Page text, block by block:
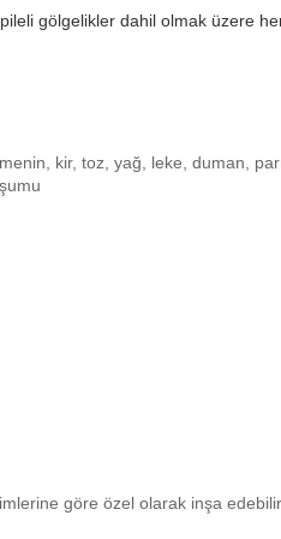
gölgelikler dahil olmak üzere
kir, toz, yağ, leke, duman,
göre özel olarak inşa